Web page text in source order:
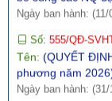
Số:555/QĐ-
phương năm 2026)
Ngày ban hành: (31/
Số:289/2025/